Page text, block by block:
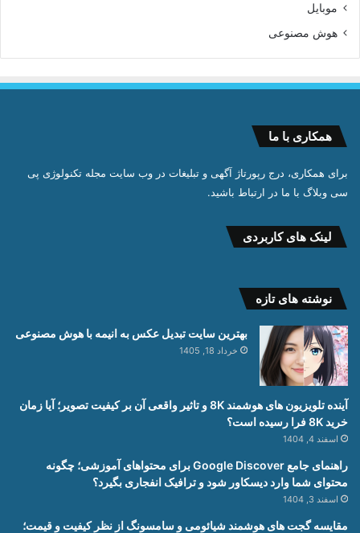
موبایل
هوش مصنوعی
همکاری با ما
برای همکاری، درج رپورتاژ آگهی و تبلیغات در وب سایت مجله تکنولوژی پی
سی وبلاگ با ما در ارتباط باشید.
لینک های کاربردی
نوشته های تازه
بهترین سایت تبدیل عکس به انیمه با هوش مصنوعی
خرداد 18, 1405
آینده تلویزیون های هوشمند 8K و تاثیر واقعی آن بر کیفیت تصویر؛ آیا زمان
خرید 8K فرا رسیده است؟
اسفند 4, 1404
راهنمای جامع Google Discover برای محتواهای آموزشی؛ چگونه
محتوای شما وارد دیسکاور شود و ترافیک انفجاری بگیرد؟
اسفند 3, 1404
مقایسه گجت های هوشمند شیائومی و سامسونگ از نظر کیفیت و قیمت؛